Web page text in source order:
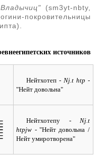
(sm3yt-nbty,
покровительницы
источников
Нейтхотеп - Nj.t htp -
"Нейт довольна"
Нейтхотепу - Nj.t
htpjw - "Нейт довольна /
Нейт умиротворена"